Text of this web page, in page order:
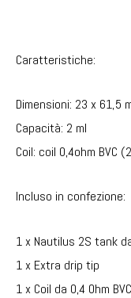
Caratteristiche:
Dimensioni: 23 x 61,5
Capacità: 2 ml
Coil: coil 0,4ohm BVC
Incluso in confezione:
1 x Nautilus 2S tank
1 x Extra drip tip
1 x Coil da 0,4 Ohm BVC